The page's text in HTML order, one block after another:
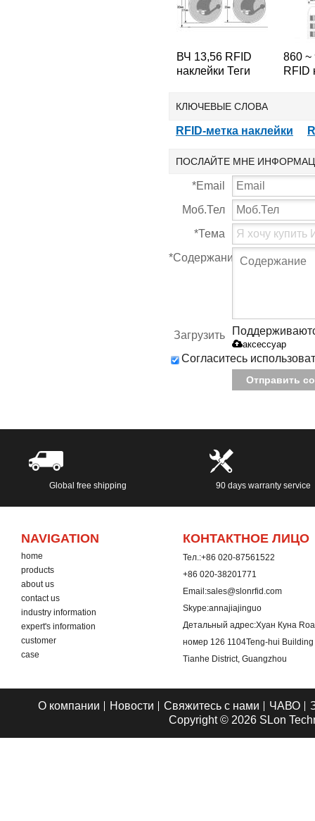
ВЧ 13,56 RFID
наклейки Теги
860
RFID
КЛЮЧЕВЫЕ СЛОВА
RFID-метка наклейки
ПОСЛАЙТЕ МНЕ
*Email
Моб.Тел
*Тема
*Содержание
Загрузить
аксессуар
Согласитесь
Отправить
Global free shipping 90 days warranty service
NAVIGATION
home
products
about us
contact us
industry information
expert's information
customer
case
КОНТАКТНОЕ ЛИЦО
Тел.:+86 020-87561522
+86 020-38201771
Email:sales@slonrfid.com
Skype:annajiajinguo
Детальный адрес:Хуан Куна
номер 126 1104Teng-hui
Tianhe District, Guangzhou
О компании Новости Свяжитесь с нами ЧАВО
Copyright © 2026 SLon